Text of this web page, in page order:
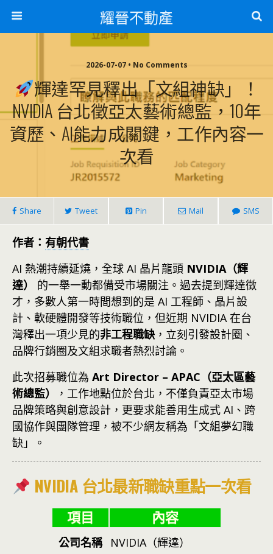
耀晉不動產
2026-07-07 • No Comments
輝達罕見釋出「文組神缺」！
NVIDIA 台北徵亞太藝術總監，10年
資歷、AI能力成關鍵，工作內容一
次看
Share Tweet Pin Mail SMS
作者： 有朝代書
AI 熱潮持續延燒，全球 AI 晶片龍頭 NVIDIA（輝
達）
的一舉一動都備受市場關注。過去提到輝達徵
才，多數人第一時間想到的是 AI 工程師、晶片設
計、軟硬體開發等技術職位，但近期 NVIDIA 在台
灣釋出一項少見的非工程職缺 ，立刻引發設計圈、
品牌行銷圈及文組求職者熱烈討論。
此次招募職位為 Art Director – APAC（亞太區藝
術總監）
，工作地點位於台北，不僅負責亞太市場
品牌策略與創意設計，更要求能善用生成式 AI、跨
國協作與團隊管理，被不少網友稱為「文組夢幻職
缺」。
NVIDIA 台北最新職缺重點一次看
項目 內容
公司名稱 NVIDIA（輝達）